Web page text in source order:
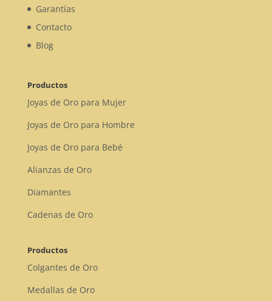
Garantías
Contacto
Blog
Productos
Joyas de Oro para Mujer
Joyas de Oro para Hombre
Joyas de Oro para Bebé
Alianzas de Oro
Diamantes
Cadenas de Oro
Productos
Colgantes de Oro
Medallas de Oro